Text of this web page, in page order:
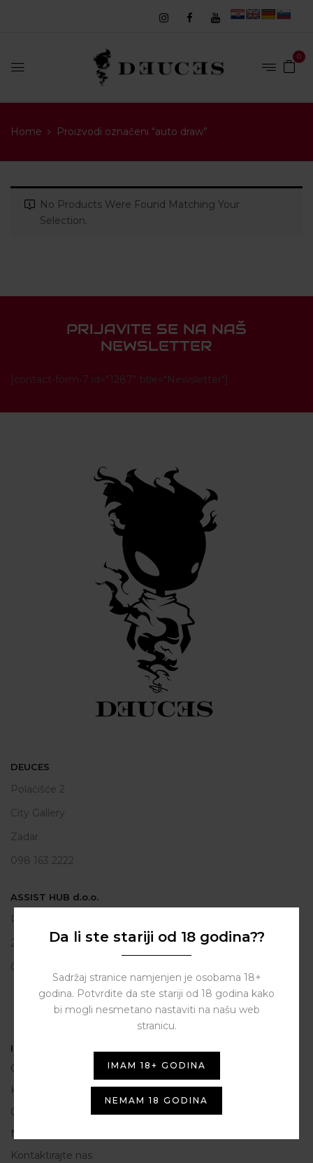
0
Home Proizvodi označeni “auto draw”
No Products Were Found Matching Your
Selection.
PRIJAVITE SE NA NAŠ
NEWSLETTER
[contact-form-7 id="1287" title="Newsletter"]
DEUCES
Polačišće 2
City Gallery
Zadar
098 163 2222
ASSIST HUB d.o.o.
Put vrljuge 13
23206 Sukošan
OIB: 80250945864
Informacije
O nama
Kako do nas
Opće Informacije i uvjeti korištenja
Načini plaćanja
Kontaktirajte nas
Da li ste stariji od 18 godina??
Sadržaj stranice namjenjen je osobama 18+
godina. Potvrdite da ste stariji od 18 godina kako
bi mogli nesmetano nastaviti na našu web
stranicu.
IMAM 18+ GODINA
NEMAM 18 GODINA